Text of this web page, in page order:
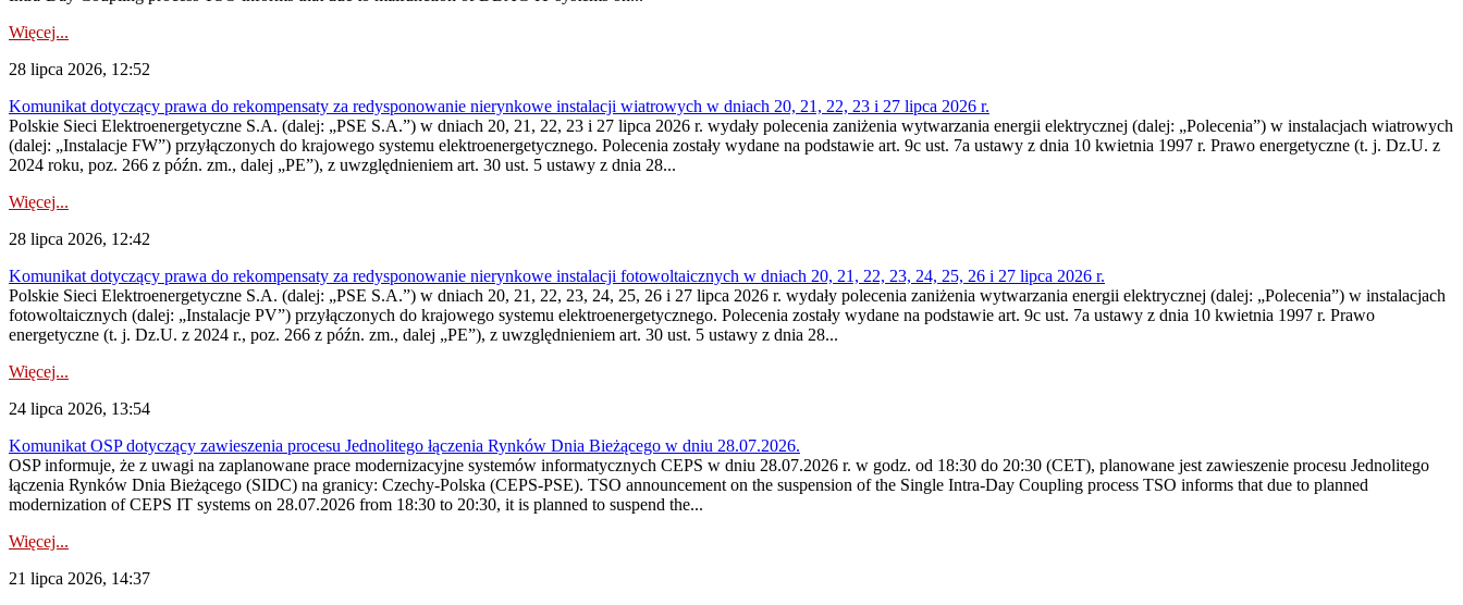
Więcej...
28 lipca 2026, 12:52
Komunikat dotyczący prawa do rekompensaty za redysponowanie nierynkowe instalacji wiatrowych w dniach 20, 21, 22, 23 i 27 lipca 2026 r.
Polskie Sieci Elektroenergetyczne S.A. (dalej: „PSE S.A.”) w dniach 20, 21, 22, 23 i 27 lipca 2026 r. wydały polecenia zaniżenia wytwarzania energii elektrycznej (dalej: „Polecenia”) w instalacjach wiatrowych
(dalej: „Instalacje FW”) przyłączonych do krajowego systemu elektroenergetycznego. Polecenia zostały wydane na podstawie art. 9c ust. 7a ustawy z dnia 10 kwietnia 1997 r. Prawo energetyczne (t. j. Dz.U. z
2024 roku, poz. 266 z późn. zm., dalej „PE”), z uwzględnieniem art. 30 ust. 5 ustawy z dnia 28...
Więcej...
28 lipca 2026, 12:42
Komunikat dotyczący prawa do rekompensaty za redysponowanie nierynkowe instalacji fotowoltaicznych w dniach 20, 21, 22, 23, 24, 25, 26 i 27 lipca 2026 r.
Polskie Sieci Elektroenergetyczne S.A. (dalej: „PSE S.A.”) w dniach 20, 21, 22, 23, 24, 25, 26 i 27 lipca 2026 r. wydały polecenia zaniżenia wytwarzania energii elektrycznej (dalej: „Polecenia”) w instalacjach
fotowoltaicznych (dalej: „Instalacje PV”) przyłączonych do krajowego systemu elektroenergetycznego. Polecenia zostały wydane na podstawie art. 9c ust. 7a ustawy z dnia 10 kwietnia 1997 r. Prawo
energetyczne (t. j. Dz.U. z 2024 r., poz. 266 z późn. zm., dalej „PE”), z uwzględnieniem art. 30 ust. 5 ustawy z dnia 28...
Więcej...
24 lipca 2026, 13:54
Komunikat OSP dotyczący zawieszenia procesu Jednolitego łączenia Rynków Dnia Bieżącego w dniu 28.07.2026.
OSP informuje, że z uwagi na zaplanowane prace modernizacyjne systemów informatycznych CEPS w dniu 28.07.2026 r. w godz. od 18:30 do 20:30 (CET), planowane jest zawieszenie procesu Jednolitego
łączenia Rynków Dnia Bieżącego (SIDC) na granicy: Czechy-Polska (CEPS-PSE). TSO announcement on the suspension of the Single Intra-Day Coupling process TSO informs that due to planned
modernization of CEPS IT systems on 28.07.2026 from 18:30 to 20:30, it is planned to suspend the...
Więcej...
21 lipca 2026, 14:37